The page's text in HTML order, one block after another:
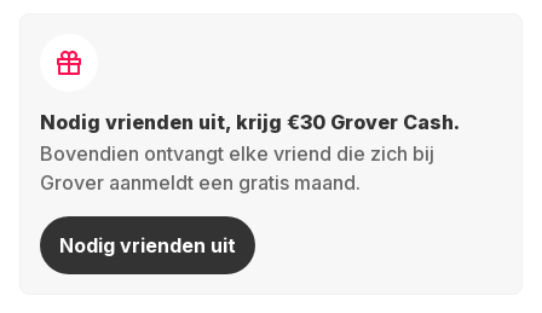
Nodig vrienden uit, krijg €30 Grover Cash.
Bovendien ontvangt elke vriend die zich bij
Grover aanmeldt een gratis maand.
Nodig vrienden uit